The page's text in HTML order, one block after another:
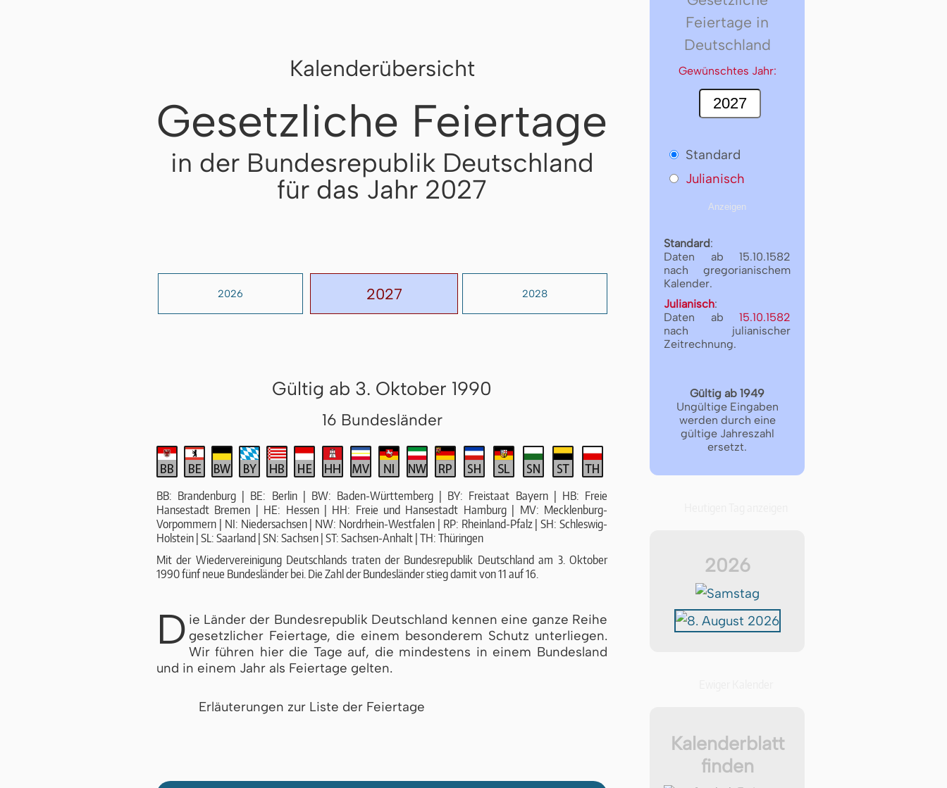
Kalenderübersicht
Gesetzliche Feiertage
in der Bundesrepublik Deutschland
für das Jahr 2027
2026 2027 2028
Gültig ab 3. Oktober 1990
16 Bundesländer
BB: Brandenburg | BE: Berlin | BW: Baden-Württemberg | BY: Freistaat Bayern | HB: Freie
Hansestadt Bremen | HE: Hessen | HH: Freie und Hansestadt Hamburg | MV: Mecklenburg-
Vorpommern | NI: Niedersachsen | NW: Nordrhein-Westfalen | RP: Rheinland-Pfalz | SH: Schleswig-
Holstein | SL: Saarland | SN: Sachsen | ST: Sachsen-Anhalt | TH: Thüringen
Mit der Wiedervereinigung Deutschlands traten der Bundesrepublik Deutschland am 3. Oktober
1990 fünf neue Bundesländer bei. Die Zahl der Bundesländer stieg damit von 11 auf 16.
D ie Länder der Bundesrepublik Deutschland ken­nen eine ganze Reihe
gesetzlicher Fei­er­ta­ge, die einem besonderem Schutz unterliegen.
Wir führen hier die Tage auf, die min­des­tens in ei­nem Bundesland
und in einem Jahr als Feiertage gelten.
Erläuterungen zur Liste der Feiertage
Feiertage in
Deutschland
Gewünschtes Jahr:
Standard
Julianisch
Standard:
Daten ab 15.10.1582
nach gregorianischem
Kalender.
Julianisch:
Daten ab 15.10.1582
nach julianischer
Zeitrechnung.
Gültig ab 1949
Ungültige Eingaben
werden durch eine
gültige Jahreszahl
ersetzt.
2026
Kalenderblatt
finden